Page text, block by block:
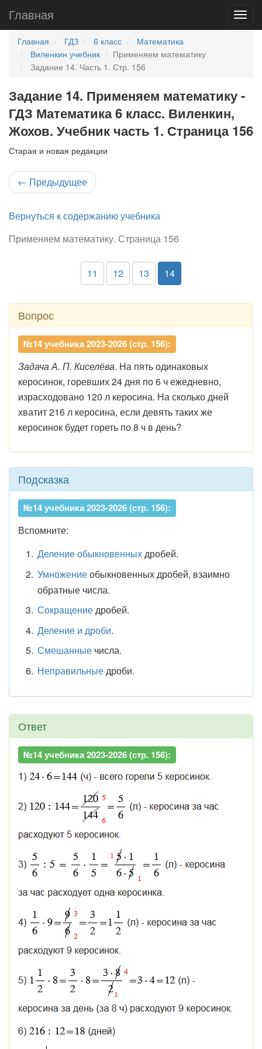
Главная
Главная ГДЗ 6 класс
Математика
Виленкин учебник
Применяем математику
Задание 14. Часть 1. Стр. 156
Задание 14. Применяем математику -
ГДЗ Математика 6 класс. Виленкин,
Жохов. Учебник часть 1. Страница 156
Старая и новая редакции
← Предыдущее
Вернуться к содержанию учебника
Применяем математику. Страница 156
11 12 13 14
Вопрос
№14 учебника 2023-2026 (стр. 156):
Задача А. П. Киселёва. На пять одинаковых
керосинок, горевших 24 дня по 6 ч ежедневно,
израсходовано 120 л керосина. На сколько дней
хватит 216 л керосина, если девять таких же
керосинок будет гореть по 8 ч в день?
Подсказка
№14 учебника 2023-2026 (стр. 156):
Вспомните:
Деление обыкновенныхдробей.
Умножениеобыкновенных дробей, взаимно
обратные числа.
Сокращениедробей.
Деление и дроби.
Смешанныечисла.
Неправильныедроби.
Ответ
№14 учебника 2023-2026 (стр. 156):